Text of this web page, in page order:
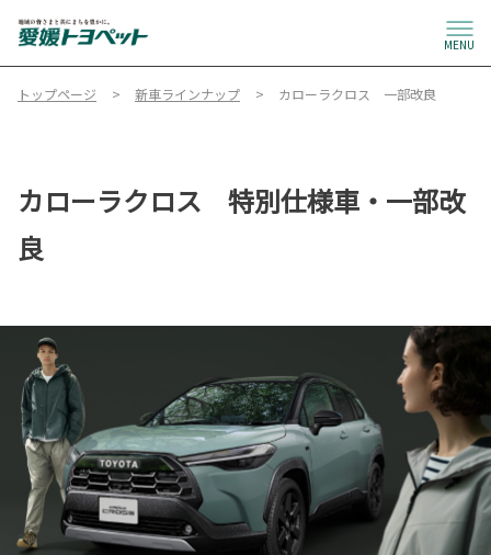
MENU
トップページ 新車ラインナップ カローラクロス 一部改良
カローラクロス 特別仕様車・一部改
良